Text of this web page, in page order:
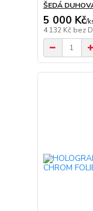
ŠEDÁ
5 000 Kč/
4 132 Kč bez